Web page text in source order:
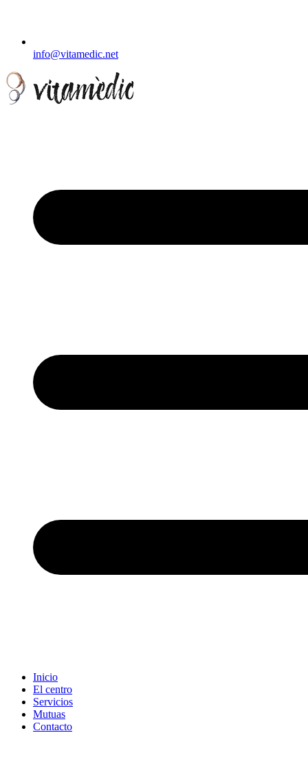
info@vitamedic.net
Inicio
El centro
Servicios
Mutuas
Contacto